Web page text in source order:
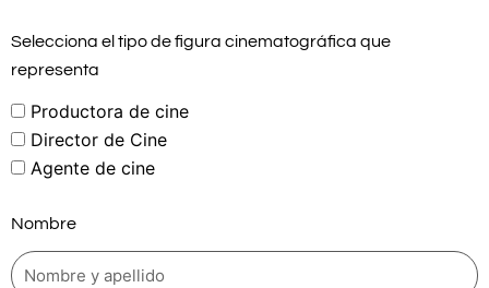
Selecciona el tipo de figura cinematográfica que
representa
Productora de cine
Director de Cine
Agente de cine
Nombre